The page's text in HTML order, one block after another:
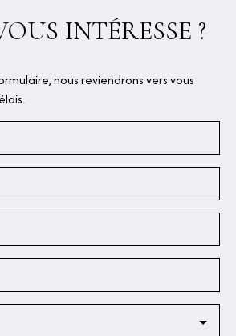
INTÉRESSE ?
nous reviendrons vers vous